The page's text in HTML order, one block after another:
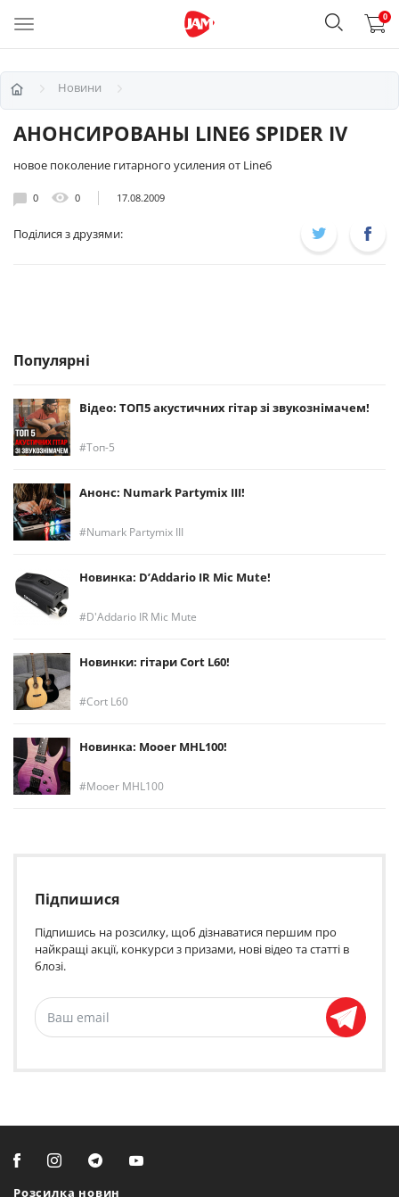
0
Новини
АНОНСИРОВАНЫ LINE6 SPIDER IV
новое поколение гитарного усиления от Line6
0 0 17.08.2009
Поділися з друзями:
Популярні
Відео: ТОП5 акустичних гітар зі звукознімачем!
Топ-5
Анонс: Numark Partymix III!
Numark Partymix III
Новинка: D’Addario IR Mic Mute!
D'Addario IR Mic Mute
Новинки: гітари Cort L60!
Cort L60
Новинка: Mooer MHL100!
Mooer MHL100
Підпишися
Підпишись на розсилку, щоб дізнаватися першим про
найкращі акції, конкурси з призами, нові відео та статті в
блозі.
Розсилка новин